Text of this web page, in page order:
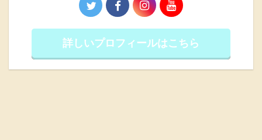
詳しいプロフィールはこちら